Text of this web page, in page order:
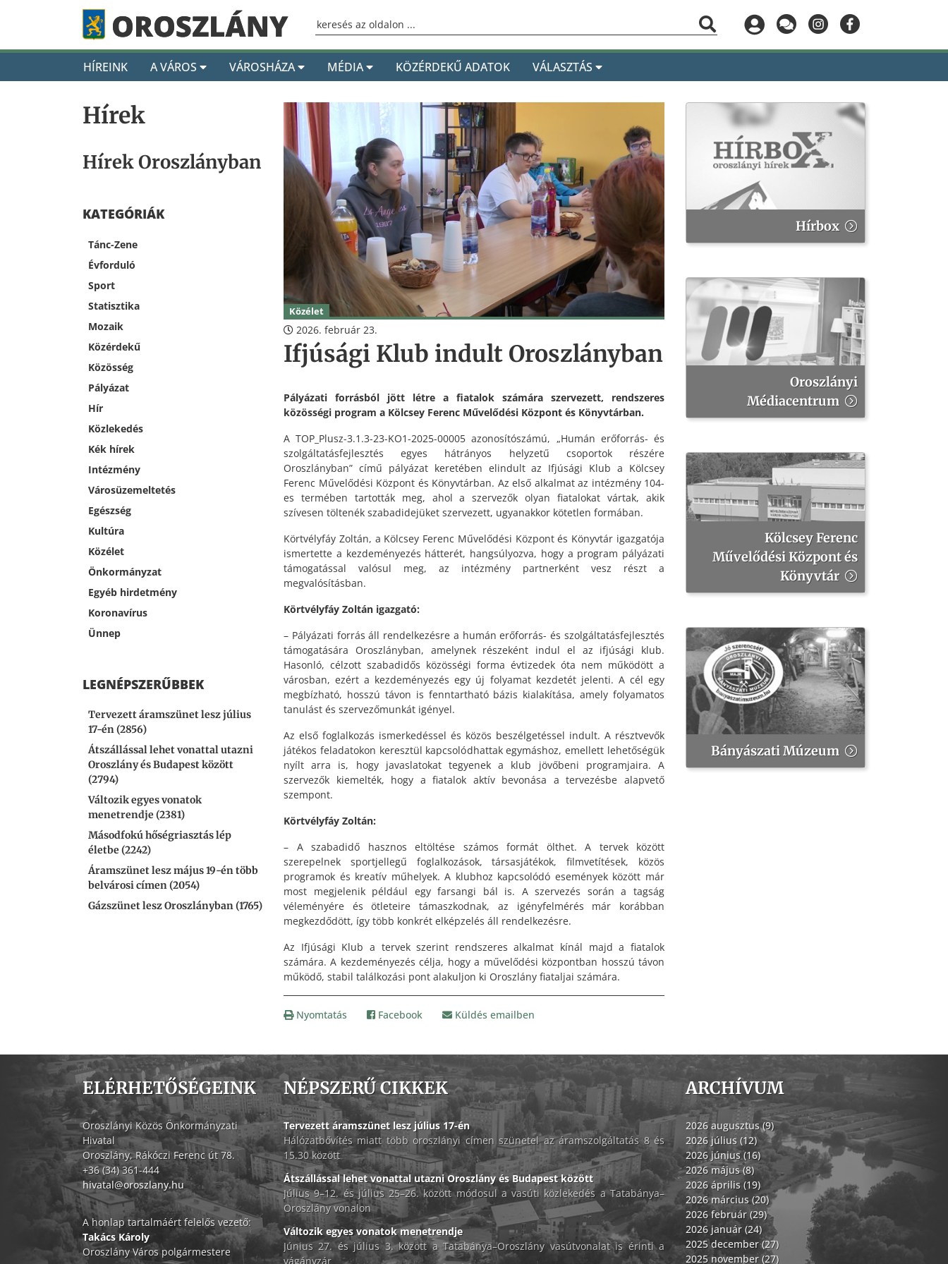
HÍREINK A VÁROS VÁROSHÁZA MÉDIA KÖZÉRDEKŰ ADATOK VÁLASZTÁS
Hírek
Hírek Oroszlányban
KATEGÓRIÁK
Tánc-Zene
Évforduló
Sport
Statisztika
Mozaik
Közérdekű
Közösség
Pályázat
Hír
Közlekedés
Kék hírek
Intézmény
Városüzemeltetés
Egészség
Kultúra
Közélet
Önkormányzat
Egyéb hirdetmény
Koronavírus
Ünnep
LEGNÉPSZERŰBBEK
Tervezett áramszünet lesz július
17-én (2856)
Átszállással lehet vonattal utazni
Oroszlány és Budapest között
(2794)
Változik egyes vonatok
menetrendje (2381)
Másodfokú hőségriasztás lép
életbe (2242)
Áramszünet lesz május 19-én több
belvárosi címen (2054)
Gázszünet lesz Oroszlányban (1765)
Közélet
2026. február 23.
Ifjúsági Klub indult Oroszlányban
Pályázati forrásból jött létre a fiatalok számára szervezett, rendszeres
közösségi program a Kölcsey Ferenc Művelődési Központ és Könyvtárban.
A TOP_Plusz-3.1.3-23-KO1-2025-00005 azonosítószámú, „Humán erőforrás- és
szolgáltatásfejlesztés egyes hátrányos helyzetű csoportok részére
Oroszlányban” című pályázat keretében elindult az Ifjúsági Klub a Kölcsey
Ferenc Művelődési Központ és Könyvtárban. Az első alkalmat az intézmény 104-
es termében tartották meg, ahol a szervezők olyan fiatalokat vártak, akik
szívesen töltenék szabadidejüket szervezett, ugyanakkor kötetlen formában.
Körtvélyfáy Zoltán, a Kölcsey Ferenc Művelődési Központ és Könyvtár igazgatója
ismertette a kezdeményezés hátterét, hangsúlyozva, hogy a program pályázati
támogatással valósul meg, az intézmény partnerként vesz részt a
megvalósításban.
Körtvélyfáy Zoltán igazgató:
– Pályázati forrás áll rendelkezésre a humán erőforrás- és szolgáltatásfejlesztés
támogatására Oroszlányban, amelynek részeként indul el az ifjúsági klub.
Hasonló, célzott szabadidős közösségi forma évtizedek óta nem működött a
városban, ezért a kezdeményezés egy új folyamat kezdetét jelenti. A cél egy
megbízható, hosszú távon is fenntartható bázis kialakítása, amely folyamatos
tanulást és szervezőmunkát igényel.
Az első foglalkozás ismerkedéssel és közös beszélgetéssel indult. A résztvevők
játékos feladatokon keresztül kapcsolódhattak egymáshoz, emellett lehetőségük
nyílt arra is, hogy javaslatokat tegyenek a klub jövőbeni programjaira. A
szervezők kiemelték, hogy a fiatalok aktív bevonása a tervezésbe alapvető
szempont.
Körtvélyfáy Zoltán:
– A szabadidő hasznos eltöltése számos formát ölthet. A tervek között
szerepelnek sportjellegű foglalkozások, társasjátékok, filmvetítések, közös
programok és kreatív műhelyek. A klubhoz kapcsolódó események között már
most megjelenik például egy farsangi bál is. A szervezés során a tagság
véleményére és ötleteire támaszkodnak, az igényfelmérés már korábban
megkezdődött, így több konkrét elképzelés áll rendelkezésre.
Az Ifjúsági Klub a tervek szerint rendszeres alkalmat kínál majd a fiatalok
számára. A kezdeményezés célja, hogy a művelődési központban hosszú távon
működő, stabil találkozási pont alakuljon ki Oroszlány fiataljai számára.
Nyomtatás Facebook Küldés emailben
Hírbox
Oroszlányi
Médiacentrum
Kölcsey Ferenc
Művelődési Központ és
Könyvtár
Bányászati Múzeum
ELÉRHETŐSÉGEINK
Oroszlányi Közös Önkormányzati
Hivatal
Oroszlány, Rákóczi Ferenc út 78.
+36 (34) 361-444
hivatal@oroszlany.hu
A honlap tartalmáért felelős vezető:
Takács Károly
Oroszlány Város polgármestere
NÉPSZERŰ CIKKEK
Tervezett áramszünet lesz július 17-én
Hálózatbővítés miatt több oroszlányi címen szünetel az áramszolgáltatás 8 és
15.30 között
Átszállással lehet vonattal utazni Oroszlány és Budapest között
Július 9–12. és július 25–26. között módosul a vasúti közlekedés a Tatabánya–
Oroszlány vonalon
Változik egyes vonatok menetrendje
Június 27. és július 3. között a Tatabánya–Oroszlány vasútvonalat is érinti a
vágányzár
ARCHÍVUM
2026 augusztus (9)
2026 július (12)
2026 június (16)
2026 május (8)
2026 április (19)
2026 március (20)
2026 február (29)
2026 január (24)
2025 december (27)
2025 november (27)